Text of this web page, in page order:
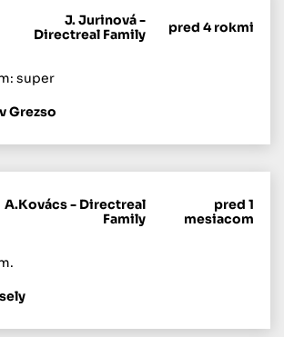
J. Jurinová -
Directreal Family
pred 4 rokmi
super
Grezso
A.Kovács - Directreal
Family
pred 1
mesiacom